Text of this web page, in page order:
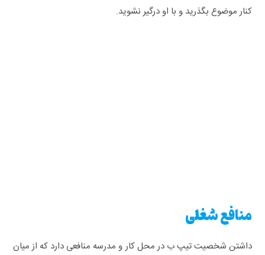
کنار موضوع بگذرید و با او درگیر نشوید.
منافع شغلی
داشتن شخصیت تیپ ب در محل کار و مدرسه منافعی دارد که از میان